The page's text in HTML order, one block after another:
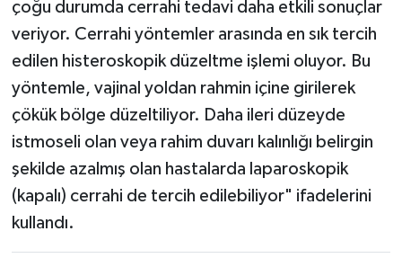
çoğu durumda cerrahi tedavi daha etkili sonuçlar
veriyor. Cerrahi yöntemler arasında en sık tercih
edilen histeroskopik düzeltme işlemi oluyor. Bu
yöntemle, vajinal yoldan rahmin içine girilerek
çökük bölge düzeltiliyor. Daha ileri düzeyde
istmoseli olan veya rahim duvarı kalınlığı belirgin
şekilde azalmış olan hastalarda laparoskopik
(kapalı) cerrahi de tercih edilebiliyor" ifadelerini
kullandı.